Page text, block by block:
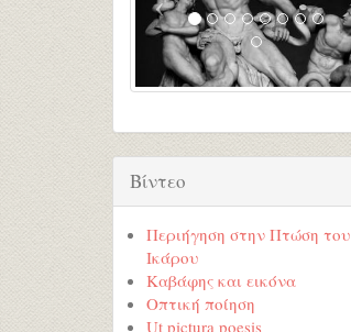
Βίντεο
Περιήγηση στην Πτώση του
Ικάρου
Καβάφης και εικόνα
Οπτική ποίηση
Ut pictura poesis